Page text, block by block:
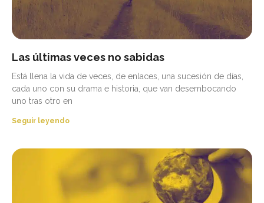
Las últimas veces no sabidas
Está llena la vida de veces, de enlaces, una sucesión de días,
cada uno con su drama e historia, que van desembocando
uno tras otro en
Seguir leyendo